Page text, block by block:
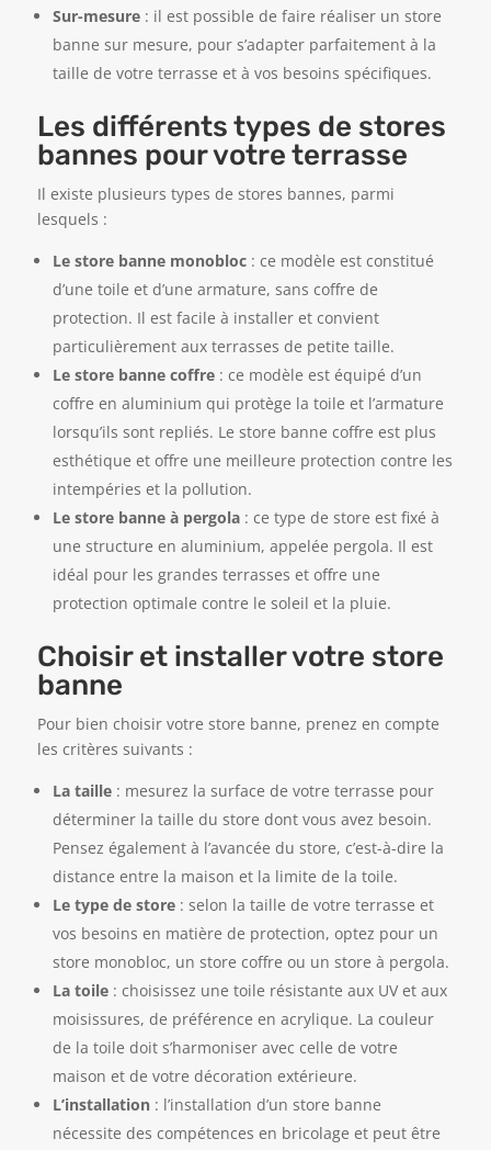
Sur-mesure: il est possible de faire réaliser un store
banne sur mesure, pour s’adapter parfaitement à la
taille de votre terrasse et à vos besoins spécifiques.
Les différents types de stores
bannes pour votre terrasse
Il existe plusieurs types de stores bannes, parmi
lesquels :
Le store banne monobloc: ce modèle est constitué
d’une toile et d’une armature, sans coffre de
protection. Il est facile à installer et convient
particulièrement aux terrasses de petite taille.
Le store banne coffre: ce modèle est équipé d’un
coffre en aluminium qui protège la toile et l’armature
lorsqu’ils sont repliés. Le store banne coffre est plus
esthétique et offre une meilleure protection contre les
intempéries et la pollution.
Le store banne à pergola: ce type de store est fixé à
une structure en aluminium, appelée pergola. Il est
idéal pour les grandes terrasses et offre une
protection optimale contre le soleil et la pluie.
Choisir et installer votre store
banne
Pour bien choisir votre store banne, prenez en compte
les critères suivants :
La taille: mesurez la surface de votre terrasse pour
déterminer la taille du store dont vous avez besoin.
Pensez également à l’avancée du store, c’est-à-dire la
distance entre la maison et la limite de la toile.
Le type de store: selon la taille de votre terrasse et
vos besoins en matière de protection, optez pour un
store monobloc, un store coffre ou un store à pergola.
La toile: choisissez une toile résistante aux UV et aux
moisissures, de préférence en acrylique. La couleur
de la toile doit s’harmoniser avec celle de votre
maison et de votre décoration extérieure.
L’installation : l’installation d’un store banne
nécessite des compétences en bricolage et peut être